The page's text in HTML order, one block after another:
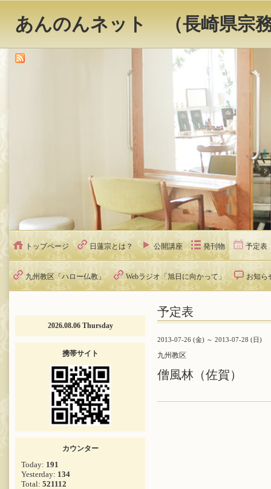
あんのんネット （長崎県宗
トップページ 日蓮宗とは？ 公開講座 発刊物 予定表
九州教区「ハロー仏教」 Webラジオ「旭日に向かって」 お知ら
予定表
2013-07-26 (金) ～ 2013-07-28 (日)
九州教区
僧風林（佐賀）
2026.08.06 Thursday
携帯サイト
カウンター
Today: 191
Yesterday: 134
Total: 521112